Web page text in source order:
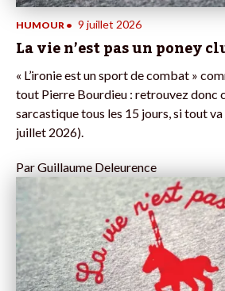
HUMOUR • 9 juillet 2026
La vie n’est pas un poney
« L’ironie est un sport de combat »
tout Pierre Bourdieu : retrouvez donc
sarcastique tous les 15 jours, si tout
juillet 2026).
ParGuillaume Deleurence